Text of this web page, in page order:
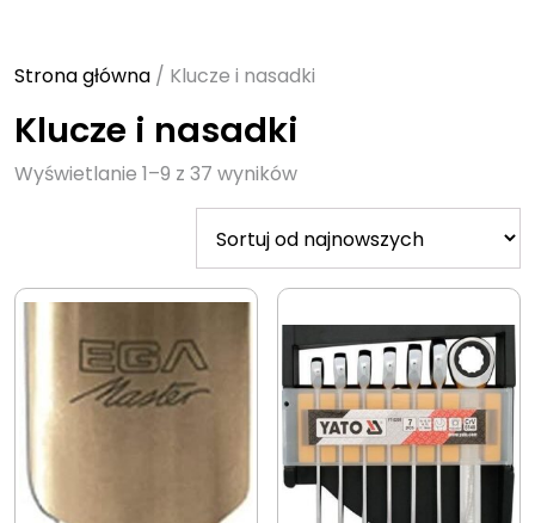
Strona główna / Klucze i nasadki
Klucze i nasadki
Wyświetlanie 1–9 z 37 wynikówSorted
by
latest